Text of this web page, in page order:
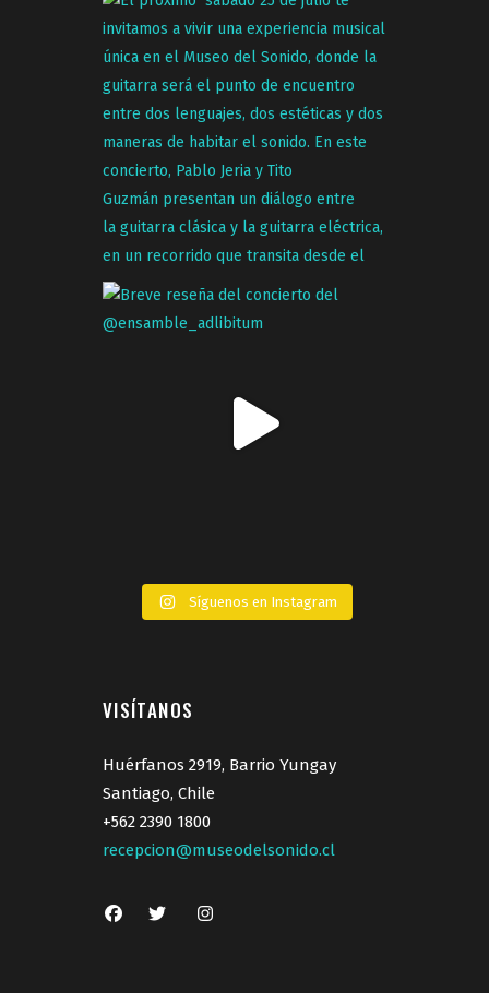
Síguenos en Instagram
VISÍTANOS
Huérfanos 2919, Barrio Yungay
Santiago, Chile
+562 2390 1800
recepcion@museodelsonido.cl